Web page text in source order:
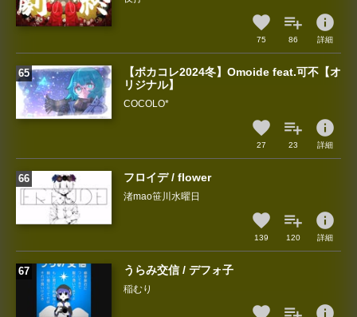
75 86
info
詳細
【ボカコレ2024冬】Omoide feat.可不【オ
リジナル】
COCOLO*
27 23
info
詳細
フロイデ / flower
渚mao笹川水曜日
139 120
info
詳細
うらみ交信 / デフォ子
稲むり